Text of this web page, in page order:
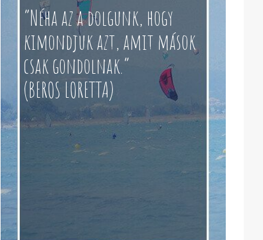
“Néha az a dolgunk, hogy
kimondjuk azt, amit mások
csak gondolnak.”
(BEROS LORETTA)